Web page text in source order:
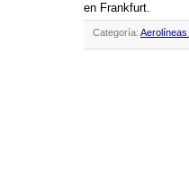
en Frankfurt.
Categoría: